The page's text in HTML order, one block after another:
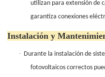
utilizan para extensión de
garantiza conexiones
Instalación y
· Durante la instalación de
fotovoltaicos correctos